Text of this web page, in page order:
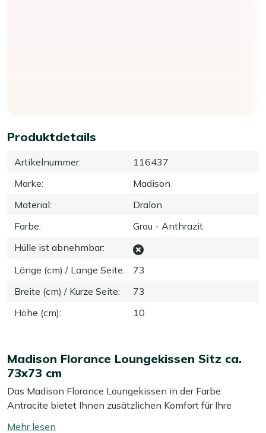
Produktdetails
Artikelnummer:
116437
Marke:
Madison
Material:
Dralon
Farbe:
Grau - Anthrazit
Hülle ist abnehmbar:
Länge (cm) / Lange Seite:
73
Breite (cm) / Kurze Seite:
73
Höhe (cm): 10
Madison Florance Loungekissen Sitz ca.
73x73 cm
Das Madison Florance Loungekissen in der Farbe
Antracite bietet Ihnen zusätzlichen Komfort für Ihre